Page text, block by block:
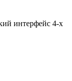
интерфейс 4-х